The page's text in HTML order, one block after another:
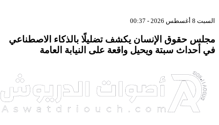
8 أغسطس 2026 - 00:37
حقوق الإنسان يكشف تضليلًا بالذكاء الاصطناعي
أحداث سبتة ويحيل واقعة على النيابة العامة